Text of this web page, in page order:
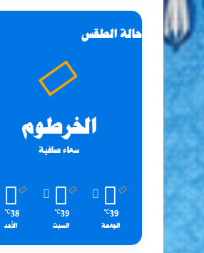
حالة الطقس
الخرطوم
سماء صافية
39
℃
الجمعة
39
℃
السبت
38
℃
الأحد